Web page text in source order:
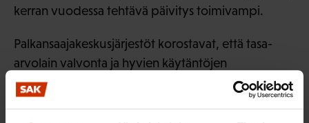
kerran vuodessa tehtävä päivitys toimivampi.
Palkansaajakeskusjärjestöt korostavat, että tasa-
arvolain valvonta ja hyvien käytäntöjen
edistäminen on aina myös resurssikysymys. Tasa-
arvosuunnitelmien valvontaa on tehostettava ja